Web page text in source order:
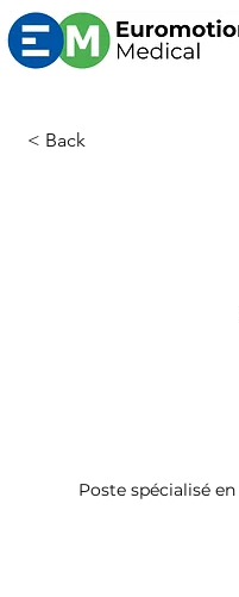
< Back
Poste spécialisé